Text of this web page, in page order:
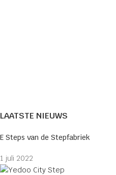
LAATSTE NIEUWS
E Steps van de Stepfabriek
1 juli 2022